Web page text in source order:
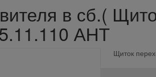
в сб.(
АНТ
Щиток